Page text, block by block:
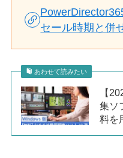
セール時期と併
あわせて読みたい
【
集ソ
料を